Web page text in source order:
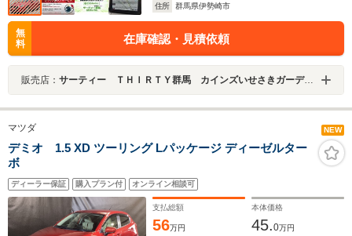
住所
群馬県伊勢崎市
無
料
在庫確認・見積依頼
販売店： サーティー ＴＨＩＲＴＹ群馬 カインズいせさきガーデンズ店
マツダ NEW
デミオ 1.5 XD ツーリング Lパッケージ ディーゼルター
ボ
ディーラー保証 購入プラン付 オンライン相談可
支払総額
56万円
本体価格
45.0万円